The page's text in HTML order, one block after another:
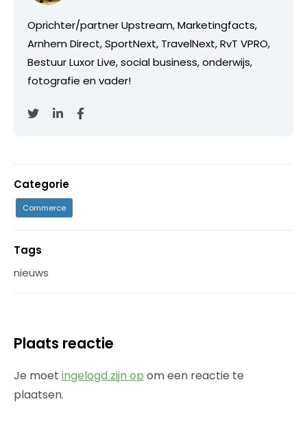
Oprichter/partner Upstream, Marketingfacts,
Arnhem Direct, SportNext, TravelNext, RvT VPRO,
Bestuur Luxor Live, social business, onderwijs,
fotografie en vader!
Categorie
Commerce
Tags
nieuws
Plaats reactie
Je moet ingelogd zijn op om een reactie te
plaatsen.